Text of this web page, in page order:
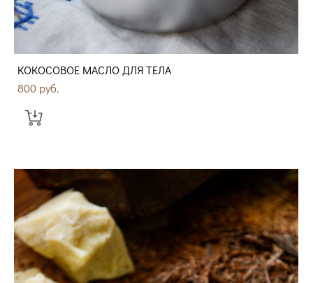
КОКОСОВОЕ МАСЛО ДЛЯ ТЕЛА
800 pуб.